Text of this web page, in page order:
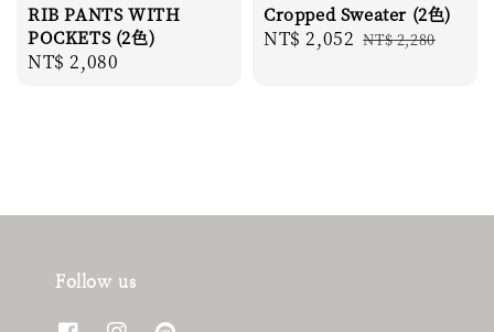
RIB PANTS WITH
POCKETS (2色)
Regular
NT$ 2,080
Cropped Sweater (2色)
Sale
NT$ 2,052 Regular
NT$ 2,280
Follow us